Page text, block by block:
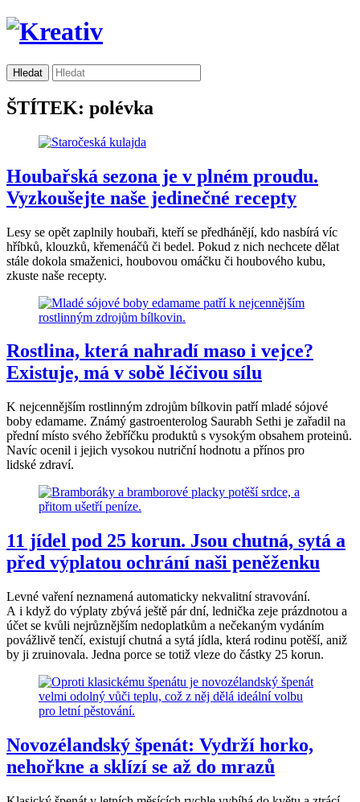
ŠTÍTEK: polévka
Houbařská sezona je v plném proudu.
Vyzkoušejte naše jedinečné recepty
Lesy se opět zaplnily houbaři, kteří se předhánějí, kdo nasbírá víc
hříbků, klouzků, křemenáčů či bedel. Pokud z nich nechcete dělat
stále dokola smaženici, houbovou omáčku či houbového kubu,
zkuste naše recepty.
Rostlina, která nahradí maso i vejce?
Existuje, má v sobě léčivou sílu
K nejcennějším rostlinným zdrojům bílkovin patří mladé sójové
boby edamame. Známý gastroenterolog Saurabh Sethi je zařadil na
přední místo svého žebříčku produktů s vysokým obsahem proteinů.
Navíc ocenil i jejich vysokou nutriční hodnotu a přínos pro
lidské zdraví.
11 jídel pod 25 korun. Jsou chutná, sytá a
před výplatou ochrání naši peněženku
Levné vaření neznamená automaticky nekvalitní stravování.
A i když do výplaty zbývá ještě pár dní, lednička zeje prázdnotou a
účet se kvůli nejrůznějším nedoplatkům a nečekaným vydáním
povážlivě tenčí, existují chutná a sytá jídla, která rodinu potěší, aniž
by ji zruinovala. Jedna porce se totiž vleze do částky 25 korun.
Novozélandský špenát: Vydrží horko,
nehořkne a sklízí se až do mrazů